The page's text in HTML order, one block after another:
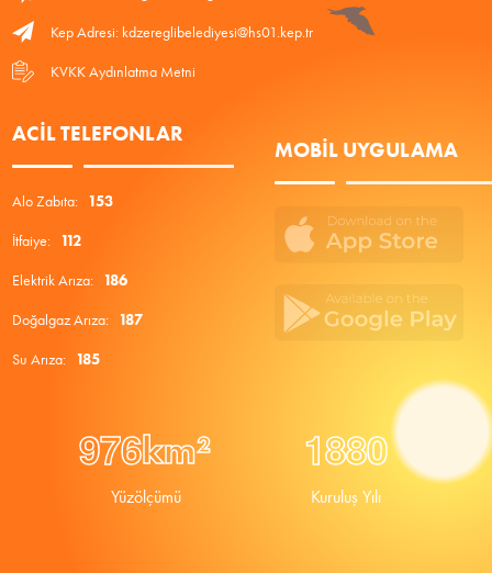
Kep Adresi: kdzereglibelediyesi@hs01.kep.tr
KVKK Aydınlatma Metni
ACIL TELEFONLAR
Alo Zabıta: 153
İtfaiye: 112
Elektrik Arıza: 186
Doğalgaz Arıza: 187
Su Arıza: 185
MOBIL UYGULAMA
976km²
Yüzölçümü
1880
Kuruluş Yılı